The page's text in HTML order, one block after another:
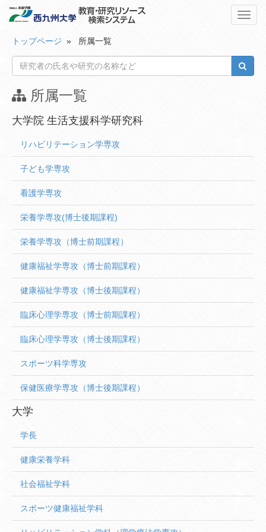
トップページ » 所属一覧
所属一覧
大学院 生活支援科学研究科
リハビリテーション学専攻
子ども学専攻
看護学専攻
栄養学専攻(博士後期課程)
栄養学専攻（博士前期課程）
健康福祉学専攻（博士前期課程）
健康福祉学専攻（博士後期課程）
臨床心理学専攻（博士前期課程）
臨床心理学専攻（博士後期課程）
スポーツ科学専攻
保健医療学専攻（博士後期課程）
大学
学長
健康栄養学科
社会福祉学科
スポーツ健康福祉学科